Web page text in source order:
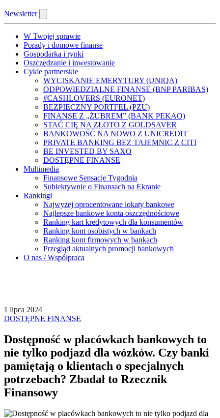
Newsletter
W Twojej sprawie
Porady i domowe finanse
Gospodarka i rynki
Oszczędzanie i inwestowanie
Cykle partnerskie
WYCISKANIE EMERYTURY (UNIQA)
ODPOWIEDZIALNE FINANSE (BNP PARIBAS)
#CASHLOVERS (EURONET)
BEZPIECZNY PORTFEL (PZU)
FINANSE Z „ŻUBREM” (BANK PEKAO)
STAĆ CIĘ NA ZŁOTO Z GOLDSAVER
BANKOWOŚĆ NA NOWO Z UNICREDIT
PRIVATE BANKING BEZ TAJEMNIC Z CITI
BE INVESTED BY SAXO
DOSTĘPNE FINANSE
Multimedia
Finansowe Sensacje Tygodnia
Subiektywnie o Finansach na Ekranie
Rankingi
Najwyżej oprocentowane lokaty bankowe
Najlepsze bankowe konta oszczędnościowe
Ranking kart kredytowych dla konsumentów
Ranking kont osobistych w bankach
Ranking kont firmowych w bankach
Przegląd aktualnych promocji bankowych
O nas / Współpraca
1 lipca 2024
DOSTĘPNE FINANSE
Dostępność w placówkach bankowych to
nie tylko podjazd dla wózków. Czy banki
pamiętają o klientach o specjalnych
potrzebach? Zbadał to Rzecznik
Finansowy